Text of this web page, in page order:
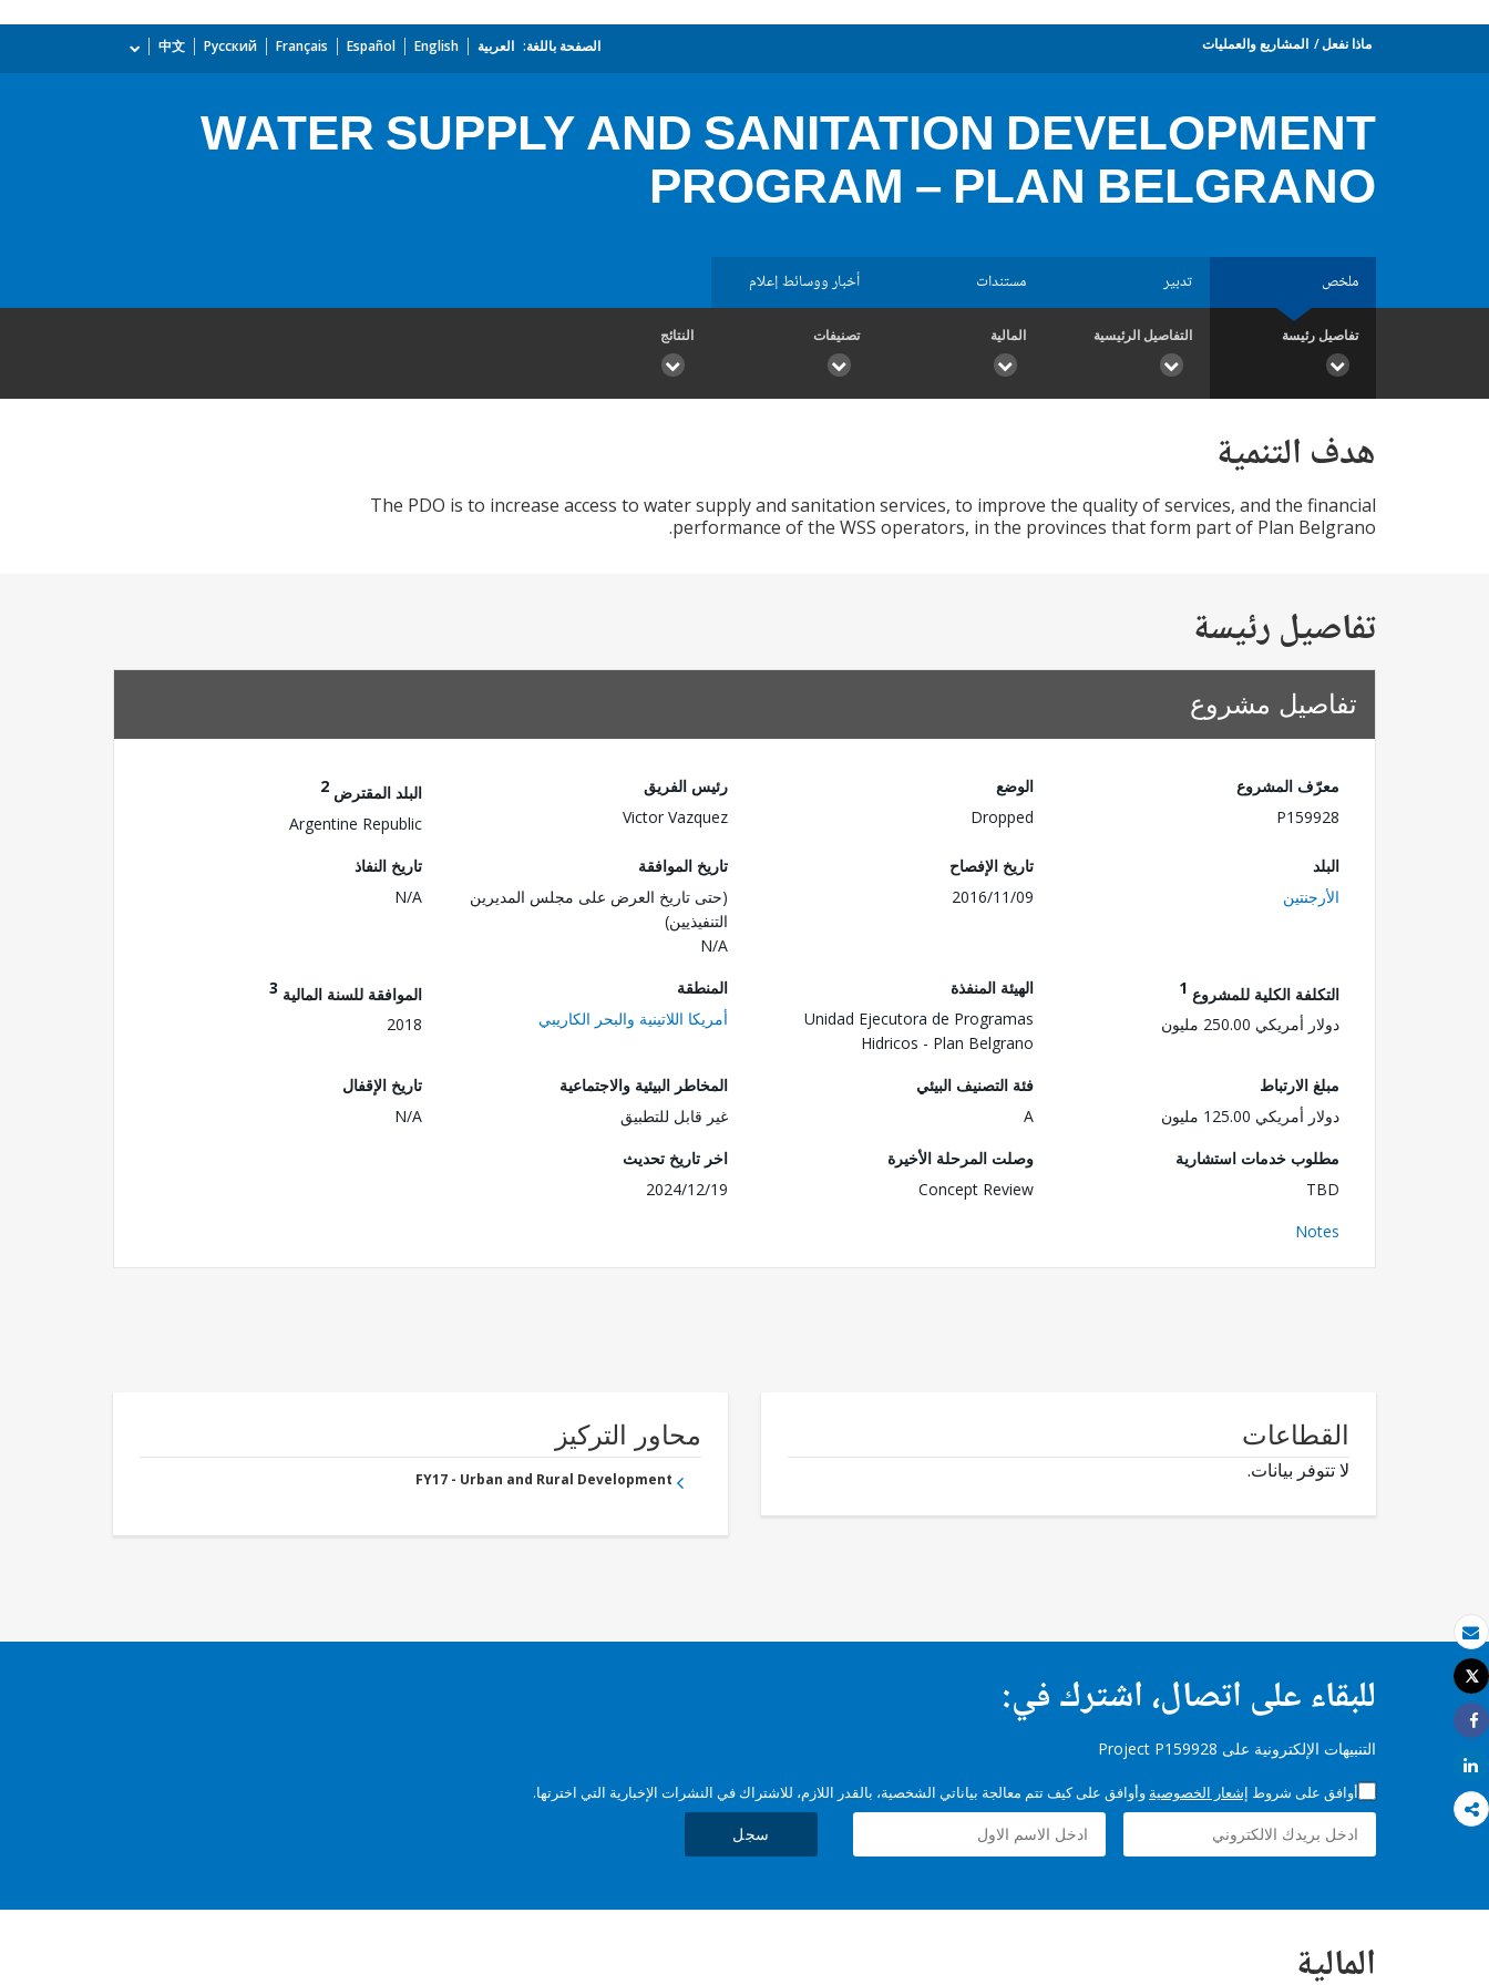
بريد الكتروني
طباعة
Tweet
Share
Share
ماذا نفعل المشاريع والعمليات الصفحة باللغة: العربية English
Español
Français
Русский
中文
WATER SUPPLY AND SANITATION DEVELOPMENT
PROGRAM – PLAN BELGRANO
ملخص تدبير مستندات أخبار ووسائط إعلام
تفاصيل رئيسة التفاصيل الرئيسية المالية تصنيفات النتائج
هدف التنمية
The PDO is to increase access to water supply and sanitation services, to improve the quality of services, and the financial
performance of the WSS operators, in the provinces that form part of Plan Belgrano.
تفاصيل رئيسة
تفاصيل مشروع
معرّف المشروع
P159928
الوضع
Dropped
رئيس الفريق
Victor Vazquez
البلد المقترض 2
Argentine Republic
البلد
الأرجنتين
تاريخ الإفصاح
2016/11/09
تاريخ الموافقة
(حتى تاريخ العرض على مجلس المديرين
التنفيذيين)
N/A
تاريخ النفاذ
N/A
التكلفة الكلية للمشروع 1
دولار أمريكي 250.00 مليون
الهيئة المنفذة
Unidad Ejecutora de Programas
Hidricos - Plan Belgrano
المنطقة
أمريكا اللاتينية والبحر الكاريبي
الموافقة للسنة المالية 3
2018
مبلغ الارتباط
دولار أمريكي 125.00 مليون
فئة التصنيف البيئي
A
المخاطر البيئية والاجتماعية
غير قابل للتطبيق
تاريخ الإقفال
N/A
مطلوب خدمات استشارية
TBD
وصلت المرحلة الأخيرة
Concept Review
اخر تاريخ تحديث
2024/12/19
Notes
القطاعات
لا تتوفر بيانات.
محاور التركيز
FY17 - Urban and Rural Development
للبقاء على اتصال، اشترك في:
التنبيهات الإلكترونية على Project P159928
أوافق على شروط إشعار الخصوصية وأوافق على كيف تتم معالجة بياناتي الشخصية، بالقدر اللازم، للاشتراك في النشرات الإخبارية التي اخترتها.
سجل
المالية